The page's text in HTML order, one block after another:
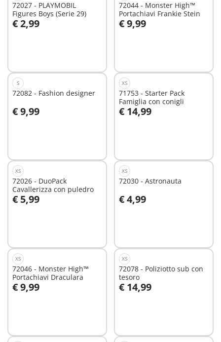
72027 - PLAYMOBIL
Figures Boys (Serie 29)
€ 2,99
Aggiungi al carrello
72044 - Monster High™
Portachiavi Frankie Stein
€ 9,99
Aggiungi al carrello
S
72082 - Fashion designer
€ 9,99
Aggiungi al carrello
XS
71753 - Starter Pack
Famiglia con conigli
€ 14,99
Aggiungi al carrello
XS
72026 - DuoPack
Cavallerizza con puledro
€ 5,99
Aggiungi al carrello
XS
72030 - Astronauta
€ 4,99
Aggiungi al carrello
XS
72046 - Monster High™
Portachiavi Draculara
€ 9,99
Aggiungi al carrello
XS
72078 - Poliziotto sub con
tesoro
€ 14,99
Aggiungi al carrello